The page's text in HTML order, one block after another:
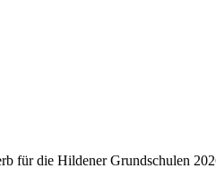
für die Hildener Grundschulen